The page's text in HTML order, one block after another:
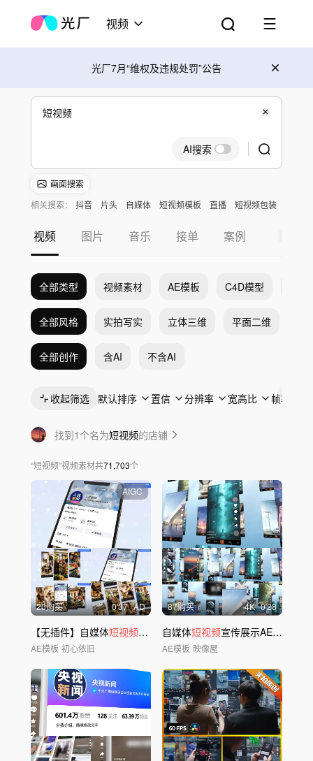
视频
光厂7月“维权及违规处罚”公告
AI搜索
画面搜索
相关搜索：
抖音 片头 自媒体 短视频模板 直播 短视频包装
视频 图片 音乐 接单 案例
全部类型 视频素材 AE模板 C4D模型
全部风格 实拍写实 立体三维 平面二维
全部创作 含AI 不含AI
收起筛选 默认排序 置信 分辨率 宽高比 帧率
找到1个名为短视频的店铺
“短视频”视频素材共71,703个
AIGC
20购买 0'37 AD
【无插件】自媒体短视频及个人主页展示
AE模板 初心依旧
87购买 4K 0'28
自媒体短视频宣传展示AE模板-无插件
AE模板 映像屋